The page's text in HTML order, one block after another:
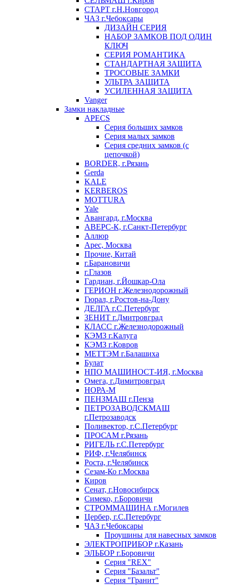
СТАРТ г.Н.Новгород
ЧАЗ г.Чебоксары
ДИЗАЙН СЕРИЯ
НАБОР ЗАМКОВ ПОД ОДИН
КЛЮЧ
СЕРИЯ РОМАНТИКА
СТАНДАРТНАЯ ЗАЩИТА
ТРОСОВЫЕ ЗАМКИ
УЛЬТРА ЗАЩИТА
УСИЛЕННАЯ ЗАЩИТА
Vanger
Замки накладные
APECS
Серия больших замков
Серия малых замков
Серия средних замков (с
цепочкой)
BORDER, г.Рязань
Gerda
KALE
KERBEROS
MOTTURA
Yale
Авангард, г.Москва
АВЕРС-К, г.Санкт-Петербург
Аллюр
Арес, Москва
Прочие, Китай
г.Барановичи
г.Глазов
Гардиан, г.Йошкар-Ола
ГЕРИОН г.Железнодорожный
Гюрал, г.Ростов-на-Дону
ДЕЛГА г.С.Петербург
ЗЕНИТ г.Дмитровград
КЛАСС г.Железнодорожный
КЭМЗ г.Калуга
КЭМЗ г.Ковров
МЕТТЭМ г.Балашиха
Булат
НПО МАШИНОСТ-ИЯ, г.Москва
Омега, г.Димитровград
НОРА-М
ПЕНЗМАШ г.Пенза
ПЕТРОЗАВОДСКМАШ
г.Петрозаводск
Поливектор, г.С.Петербург
ПРОСАМ г.Рязань
РИГЕЛЬ г.С.Петербург
РИФ, г.Челябинск
Роста, г.Челябинск
Сезам-Ко г.Москва
Киров
Сенат, г.Новосибирск
Симеко, г.Боровичи
СТРОММАШИНА г.Могилев
Цербер, г.С.Петербург
ЧАЗ г.Чебоксары
Проушины для навесных замков
ЭЛЕКТРОПРИБОР г.Казань
ЭЛЬБОР г.Боровичи
Серия "REX"
Серия "Базальт"
Серия "Гранит"